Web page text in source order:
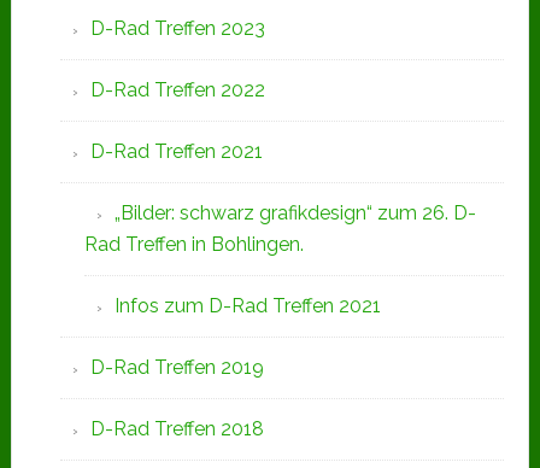
D-Rad Treffen 2023
D-Rad Treffen 2022
D-Rad Treffen 2021
„Bilder: schwarz grafikdesign“ zum 26. D-
Rad Treffen in Bohlingen.
Infos zum D-Rad Treffen 2021
D-Rad Treffen 2019
D-Rad Treffen 2018